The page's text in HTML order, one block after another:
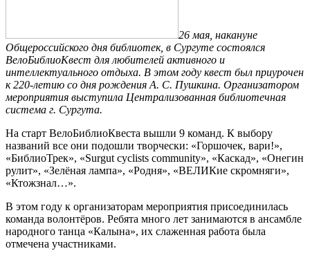
26 мая, накануне
Общероссийского дня библиотек, в Сургуте состоялся
ВелоБиблиоКвест для любителей активного и
интеллектуального отдыха. В этом году квест был приурочен
к 220-летию со дня рождения А. С. Пушкина. Организатором
мероприятия выступила Централизованная библиотечная
система г. Сургута.
На старт ВелоБиблиоКвеста вышли 9 команд. К выбору
названий все они подошли творчески: «Горшочек, вари!»,
«БиблиоТрек», «Surgut cyclists community», «Каскад», «Онегин
рулит», «Зелёная лампа», «Родня», «ВЕЛИКие скромняги»,
«Ктожзнал…».
В этом году к организаторам мероприятия присоединилась
команда волонтёров. Ребята много лет занимаются в ансамбле
народного танца «Калына», их слаженная работа была
отмечена участниками.